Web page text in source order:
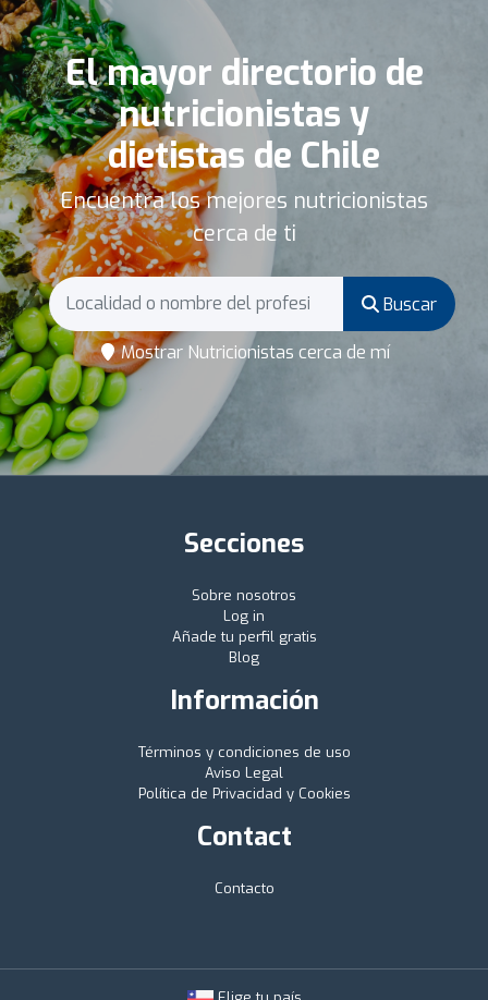
El mayor directorio de
nutricionistas y
dietistas de Chile
Encuentra los mejores nutricionistas
cerca de ti
Buscar
Mostrar Nutricionistas cerca de mí
Secciones
Sobre nosotros
Log in
Añade tu perfil gratis
Blog
Información
Términos y condiciones de uso
Aviso Legal
Política de Privacidad y Cookies
Contact
Contacto